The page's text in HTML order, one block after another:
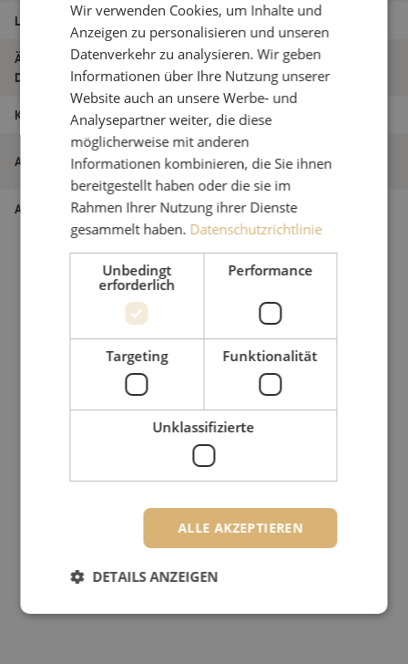
Länge 20m
Äußerer
Durchmesser (mm)
2.0
Klasse B
Artikelname
Patchkabel duplex SM, E2000/APC-
E2000/APC, 2,0mm, 20m
Artikel Nummer M20000316
Wir verwenden Cookies, um Inhalte und
Anzeigen zu personalisieren und unseren
Datenverkehr zu analysieren. Wir geben
Informationen über Ihre Nutzung unserer
Website auch an unsere Werbe- und
Analysepartner weiter, die diese
möglicherweise mit anderen
Informationen kombinieren, die Sie ihnen
bereitgestellt haben oder die sie im
Rahmen Ihrer Nutzung ihrer Dienste
gesammelt haben. Datenschutzrichtlinie
Unbedingt
erforderlich
Performance
Targeting Funktionalität
Unklassifizierte
ALLE AKZEPTIEREN
DETAILS ANZEIGEN